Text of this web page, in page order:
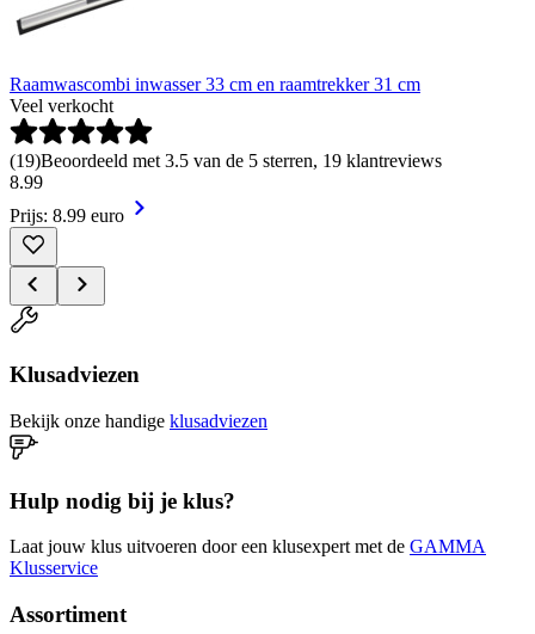
Raamwascombi inwasser 33 cm en raamtrekker 31 cm
Veel verkocht
(19)Beoordeeld met 3.5 van de 5 sterren, 19 klantreviews
8.99
Prijs: 8.99 euro
Klusadviezen
Bekijk onze handige klusadviezen
Hulp nodig bij je klus?
Laat jouw klus uitvoeren door een klusexpert met de GAMMA
Klusservice
Assortiment